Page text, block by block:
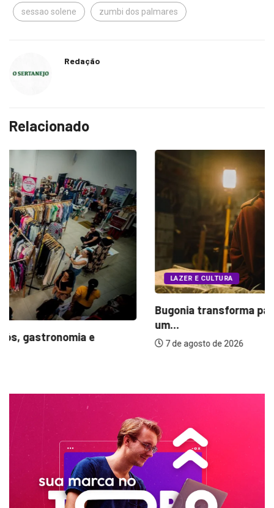
sessao solene zumbi dos palmares
Redação
Relacionado
LAZER E CULTURA
Bugonia transforma paranoia e conspiração em
um...
7 de agosto de 2026